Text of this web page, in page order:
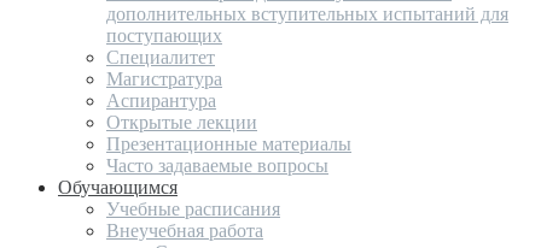
дополнительных вступительных испытаний для
поступающих
Специалитет
Магистратура
Аспирантура
Открытые лекции
Презентационные материалы
Часто задаваемые вопросы
Обучающимся
Учебные расписания
Внеучебная работа